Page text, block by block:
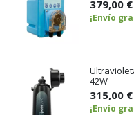
379,00 €
¡Envío
42W
315,00 €
¡Envío